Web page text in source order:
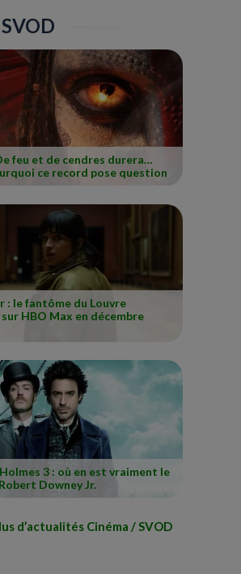
feu et de cendres durera…
ce record pose question
: le fantôme du Louvre
HBO Max en décembre
3 : où en est vraiment le
Downey Jr.
d’actualités Cinéma / SVOD